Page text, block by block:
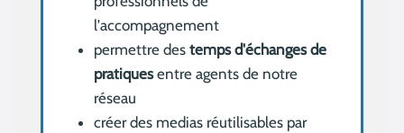
l'accompagnement
permettre destemps d'échanges de
pratiquesentre agents de notre
réseau
créer des medias réutilisables par